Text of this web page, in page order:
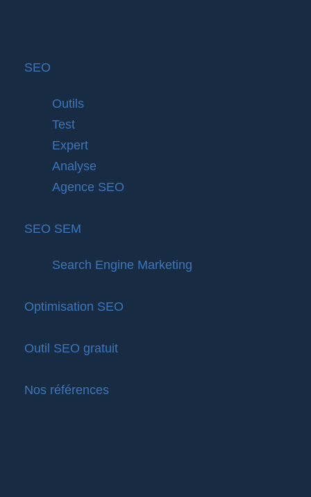
SEO
Outils
Test
Expert
Analyse
Agence SEO
SEO SEM
Search Engine Marketing
Optimisation SEO
Outil SEO gratuit
Nos références